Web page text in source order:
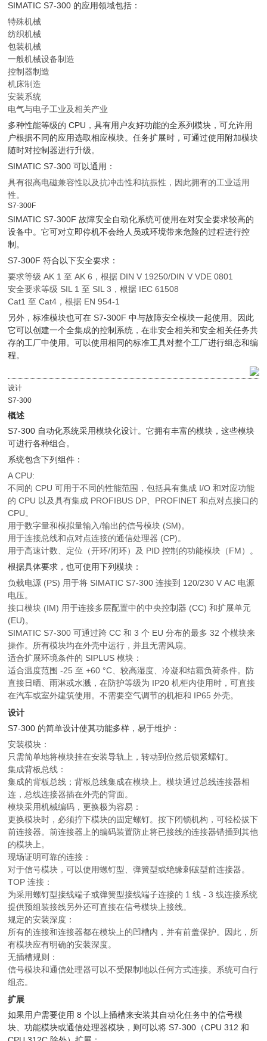
SIMATIC S7-300 的应用领域包括：
特殊机械
纺织机械
包装机械
一般机械设备制造
控制器制造
机床制造
安装系统
电气与电子工业及相关产业
多种性能等级的 CPU，具有用户友好功能的全系列模块，可允许用
户根据不同的应用选取相应模块。任务扩展时，可通过使用附加模块
随时对控制器进行升级。
SIMATIC S7-300 可以通用：
具有很高电磁兼容性以及抗冲击性和抗振性，因此拥有的工业适用
性。
S7-300F
SIMATIC S7-300F 故障安全自动化系统可使用在对安全要求较高的
设备中。它可对立即停机不会给人员或环境带来危险的过程进行控
制。
S7-300F 符合以下安全要求：
要求等级 AK 1 至 AK 6，根据 DIN V 19250/DIN V VDE 0801
安全要求等级 SIL 1 至 SIL 3，根据 IEC 61508
Cat1 至 Cat4，根据 EN 954-1
另外，标准模块也可在 S7-300F 中与故障安全模块一起使用。因此
它可以创建一个全集成的控制系统，在非安全相关和安全相关任务共
存的工厂中使用。可以使用相同的标准工具对整个工厂进行组态和编
程。
设计
S7-300
概述
S7-300 自动化系统采用模块化设计。它拥有丰富的模块，这些模块
可进行各种组合。
系统包含下列组件：
A CPU:
不同的 CPU 可用于不同的性能范围，包括具有集成 I/O 和对应功能
的 CPU 以及具有集成 PROFIBUS DP、PROFINET 和点对点接口的
CPU。
用于数字量和模拟量输入/输出的信号模块 (SM)。
用于连接总线和点对点连接的通信处理器 (CP)。
用于高速计数、定位（开环/闭环）及 PID 控制的功能模块（FM）。
根据具体要求，也可使用下列模块：
负载电源 (PS) 用于将 SIMATIC S7-300 连接到 120/230 V AC 电源
电压。
接口模块 (IM) 用于连接多层配置中的中央控制器 (CC) 和扩展单元
(EU)。
SIMATIC S7-300 可通过跨 CC 和 3 个 EU 分布的最多 32 个模块来
操作。所有模块均在外壳中运行，并且无需风扇。
适合扩展环境条件的 SIPLUS 模块：
适合温度范围 -25 至 +60 °C、较高湿度、冷凝和结霜负荷条件。防
直接日晒、雨淋或水溅，在防护等级为 IP20 机柜内使用时，可直接
在汽车或室外建筑使用。不需要空气调节的机柜和 IP65 外壳。
设计
S7-300 的简单设计使其功能多样，易于维护：
安装模块：
只需简单地将模块挂在安装导轨上，转动到位然后锁紧螺钉。
集成背板总线：
集成的背板总线；背板总线集成在模块上。模块通过总线连接器相
连，总线连接器插在外壳的背面。
模块采用机械编码，更换极为容易：
更换模块时，必须拧下模块的固定螺钉。按下闭锁机构，可轻松拔下
前连接器。前连接器上的编码装置防止将已接线的连接器错插到其他
的模块上。
现场证明可靠的连接：
对于信号模块，可以使用螺钉型、弹簧型或绝缘刺破型前连接器。
TOP 连接：
为采用螺钉型接线端子或弹簧型接线端子连接的 1 线 - 3 线连接系统
提供预组装接线另外还可直接在信号模块上接线。
规定的安装深度：
所有的连接和连接器都在模块上的凹槽内，并有前盖保护。因此，所
有模块应有明确的安装深度。
无插槽规则：
信号模块和通信处理器可以不受限制地以任何方式连接。系统可自行
组态。
扩展
如果用户需要使用 8 个以上插槽来安装其自动化任务中的信号模
块、功能模块或通信处理器模块，则可以将 S7-300（CPU 312 和